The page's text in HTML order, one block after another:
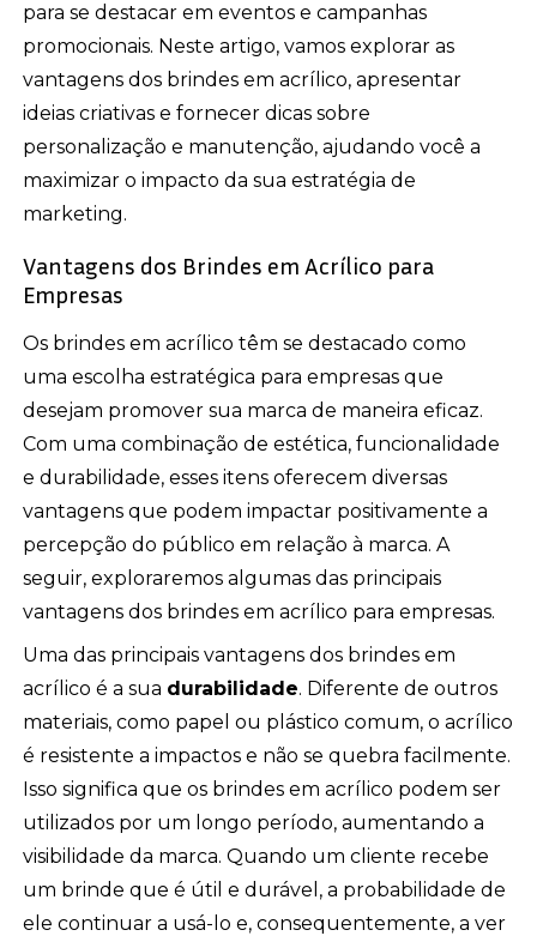
para se destacar em eventos e campanhas
promocionais. Neste artigo, vamos explorar as
vantagens dos brindes em acrílico, apresentar
ideias criativas e fornecer dicas sobre
personalização e manutenção, ajudando você a
maximizar o impacto da sua estratégia de
marketing.
Vantagens dos Brindes em Acrílico para
Empresas
Os brindes em acrílico têm se destacado como
uma escolha estratégica para empresas que
desejam promover sua marca de maneira eficaz.
Com uma combinação de estética, funcionalidade
e durabilidade, esses itens oferecem diversas
vantagens que podem impactar positivamente a
percepção do público em relação à marca. A
seguir, exploraremos algumas das principais
vantagens dos brindes em acrílico para empresas.
Uma das principais vantagens dos brindes em
acrílico é a sua durabilidade. Diferente de outros
materiais, como papel ou plástico comum, o acrílico
é resistente a impactos e não se quebra facilmente.
Isso significa que os brindes em acrílico podem ser
utilizados por um longo período, aumentando a
visibilidade da marca. Quando um cliente recebe
um brinde que é útil e durável, a probabilidade de
ele continuar a usá-lo e, consequentemente, a ver